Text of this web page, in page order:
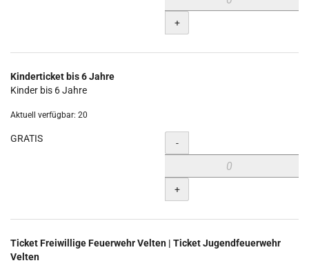
+
Kinderticket bis 6 Jahre
Kinder bis 6 Jahre
Aktuell verfügbar: 20
GRATIS Menge
-
+
Ticket Freiwillige Feuerwehr Velten | Ticket Jugendfeuerwehr
Velten